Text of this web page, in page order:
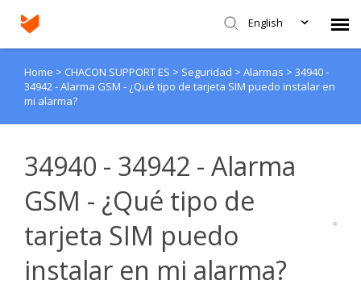
English
Agent Portal
Submit Ticket
Knowledge Base
Home > CHACON SUPPORT ES > Seguridad > Alarmas > 34940 -
34942 - Alarma GSM - ¿Qué tipo de tarjeta SIM puedo instalar en
mi alarma?
34940 - 34942 - Alarma
GSM - ¿Qué tipo de
tarjeta SIM puedo
instalar en mi alarma?